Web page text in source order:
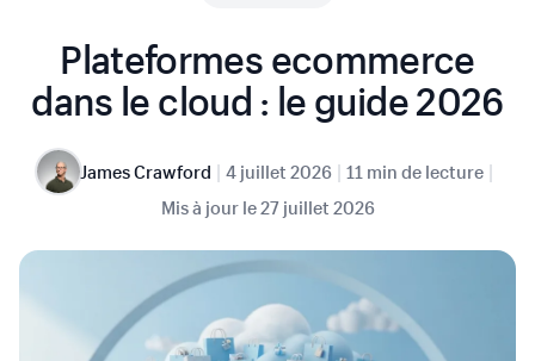
Plateformes ecommerce
dans le cloud : le guide 2026
James Crawford | 4 juillet 2026 | 11 min de lecture |
Mis à jour le27 juillet 2026